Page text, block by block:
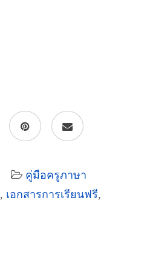
คู่มือครูภาษา
, เอกสารการเรียนฟรี,